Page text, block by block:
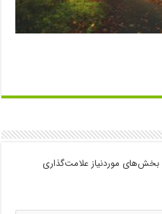
بخش‌های موردنیاز علامت‌گذاری